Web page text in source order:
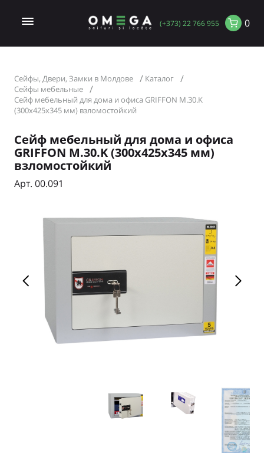
(+373) 22 766 955 0
Сейфы, Двери, Замки в Молдове
Каталог
Сейфы мебельные
Сейф мебельный для дома и офиса GRIFFON M.30.K
(300x425x345 мм) взломостойкий
Сейф мебельный для дома и офиса
GRIFFON M.30.K (300x425x345 мм)
взломостойкий
Арт. 00.091